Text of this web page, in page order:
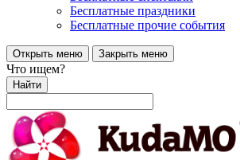
Бесплатные праздники
Бесплатные прочие события
Открыть меню Закрыть меню
Что ищем?
Найти